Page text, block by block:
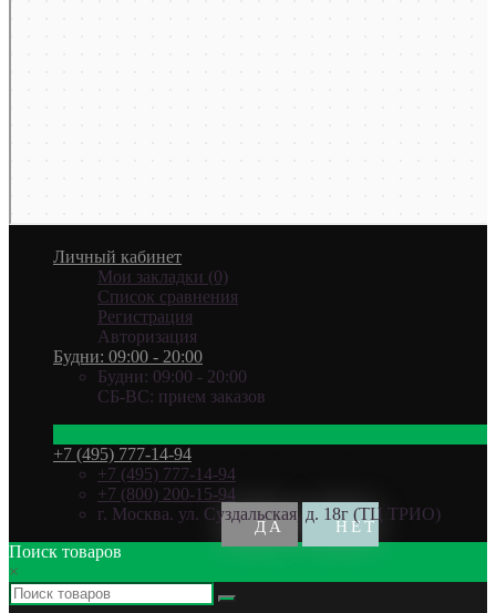
Личный кабинет
Мои закладки (0)
Список сравнения
Регистрация
Авторизация
Будни: 09:00 - 20:00
Будни: 09:00 - 20:00
СБ-ВС: прием заказов
+7 (495) 777-14-94
+7 (495) 777-14-94
+7 (800) 200-15-94
г. Москва. ул. Суздальская, д. 18г (ТЦ ТРИО)
Поиск товаров
×